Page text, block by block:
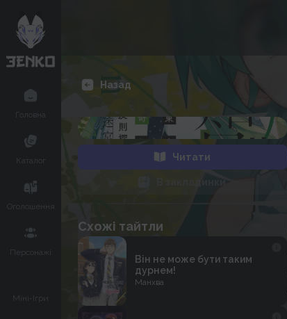
Головна
Каталог
Оголошення
Персонажі
Міні-Ігри
Назад
Читати
Схожі тайтли
Він не може бути таким
дурнем!
Манхва